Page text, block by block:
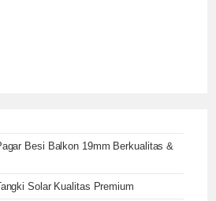
Besi Balkon 19mm Berkualitas &
Solar Kualitas Premium